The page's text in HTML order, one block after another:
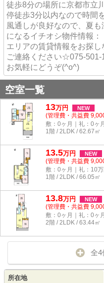
徒歩8分の場所に京都市立
停徒歩3分以内なので時間
風通しが良好なので、夏
になるイチオシ物件情報
エリアの賃貸情報をお探
ご連絡ください☆075-501-
お気軽にどうぞ(^o^)
空室一覧
13万円 NEW
(管理費・共益費
敷：0ヶ月｜礼：0ヶ月
1階 / 2LDK / 62.67㎡
13.5万円 NEW
(管理費・共益費
敷：0ヶ月｜礼：10万
1階 / 2LDK / 66.05㎡
13.8万円 NEW
(管理費・共益費
敷：0ヶ月｜礼：0ヶ月
2階 / 2LDK / 63.44㎡
全4
所在地